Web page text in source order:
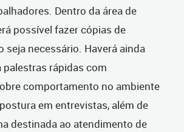
Dentro da área de
possível fazer cópias de
seja necessário. Haverá ainda
palestras rápidas com
comportamento no ambiente
em entrevistas, além de
destinada ao atendimento de